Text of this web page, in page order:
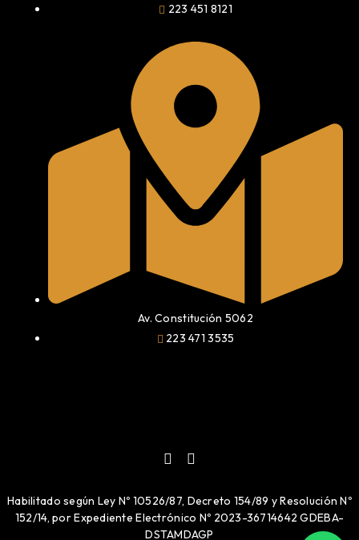
223 451 8121
Av. Constitución 5062
223 471 3535
Habilitado según Ley Nº 10526/87, Decreto 154/89 y Resolución Nº
152/14, por Expediente Electrónico Nº 2023-36714642 GDEBA-
DSTAMDAGP